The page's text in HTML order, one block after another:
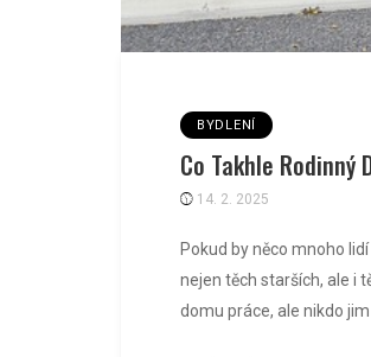
BYDLENÍ
Co Takhle Rodinný
14. 2. 2025
Pokud by něco mnoho
nejen těch starších, ale i
domu práce, ale nikdo